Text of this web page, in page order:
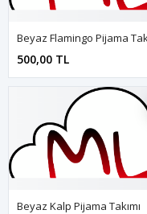
Beyaz Flamingo Pijama
500,00 TL
Beyaz Kalp Pijama Takımı